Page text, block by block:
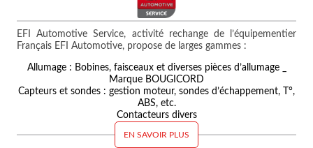
EFI Automotive Service, activité rechange de l’équipementier
Français EFI Automotive, propose de larges gammes :
Allumage : Bobines, faisceaux et diverses pièces d’allumage _
Marque BOUGICORD
Capteurs et sondes : gestion moteur, sondes d’échappement, T°,
ABS, etc.
Contacteurs divers
EN SAVOIR PLUS